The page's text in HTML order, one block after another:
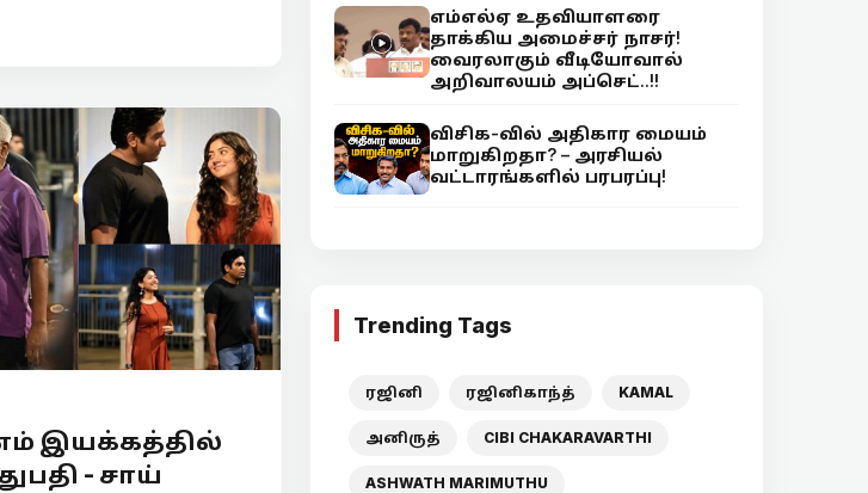
இயக்கத்தில்
- சாய்
எம்எல்ஏ உதவியாளரை
தாக்கிய அமைச்சர் நாசர்!
வைரலாகும் வீடியோவால்
அறிவாலயம் அப்செட்..!!
விசிக-வில் அதிகார மையம்
மாறுகிறதா? – அரசியல்
வட்டாரங்களில் பரபரப்பு!
Trending Tags
ரஜினி ரஜினிகாந்த் KAMAL
அனிருத் CIBI CHAKARAVARTHI
ASHWATH MARIMUTHU